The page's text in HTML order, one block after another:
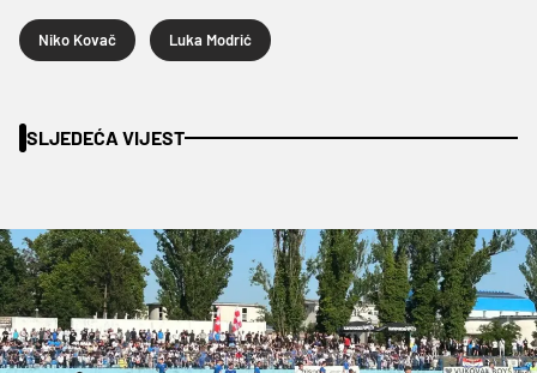
Niko Kovač Luka Modrić
SLJEDEĆA VIJEST